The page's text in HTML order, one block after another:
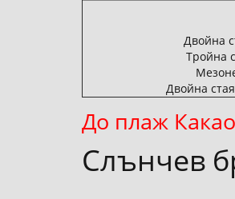
Двойна
Тройна
Двойна
До плаж
Слънчев